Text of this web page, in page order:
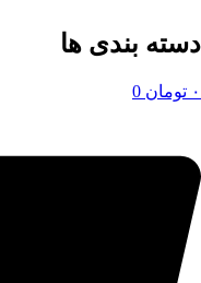
دسته بندی ها
۰ تومان 0